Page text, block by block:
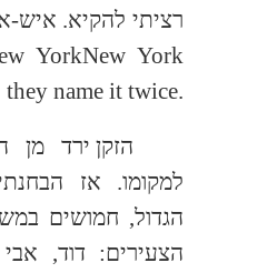
רציתי להקיא. איש-
New York
York
they name it twice.
הזקן ירד מן
למקומו. אז
הגדול, חמושים
הצעירים: דוד,